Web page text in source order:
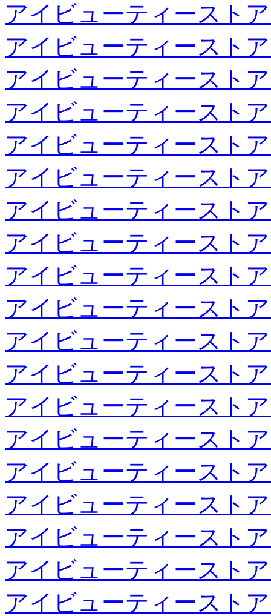
アイビューティースト
アイビューティースト
アイビューティースト
アイビューティースト
アイビューティースト
アイビューティースト
アイビューティースト
アイビューティースト
アイビューティースト
アイビューティースト
アイビューティースト
アイビューティースト
アイビューティースト
アイビューティースト
アイビューティースト
アイビューティースト
アイビューティースト
アイビューティースト
アイビューティースト